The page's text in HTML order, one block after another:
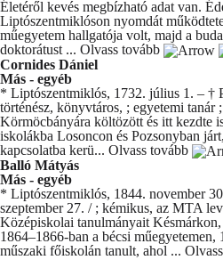
Életéről kevés megbízható adat van.
Liptószentmiklóson nyomdát
műegyetem hallgatója volt, majd a
doktorátust ... Olvass tovább
Cornides Dániel
Más - egyéb
* Liptószentmiklós, 1732. július 1. – †
történész, könyvtáros, ; egyetemi
Körmöcbányára költözött és itt kezdte
iskolákba Losoncon és Pozsonyban
kapcsolatba kerü... Olvass tovább
Balló Mátyás
Más - egyéb
* Liptószentmiklós, 1844. november
szeptember 27. / ; kémikus, az MTA
Középiskolai tanulmányait
1864–1866-ban a bécsi
műszaki főiskolán tanult, ahol ...